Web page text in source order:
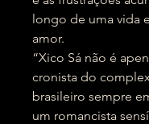
longo de uma vida
amor.
“Xico Sá não é
cronista do
brasileiro sempre
um romancista